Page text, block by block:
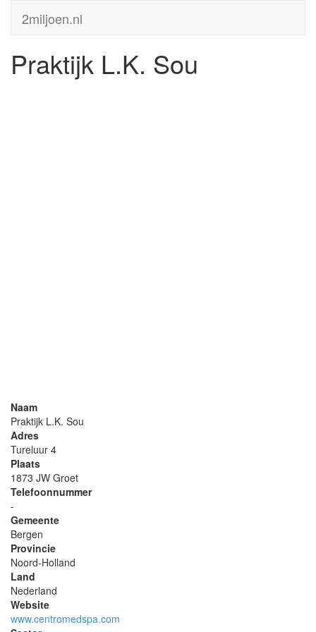
2miljoen.nl
Praktijk L.K. Sou
Naam
Praktijk L.K. Sou
Adres
Tureluur 4
Plaats
1873 JW Groet
Telefoonnummer
-
Gemeente
Bergen
Provincie
Noord-Holland
Land
Nederland
Website
www.centromedspa.com